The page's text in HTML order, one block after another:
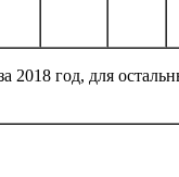
год, для